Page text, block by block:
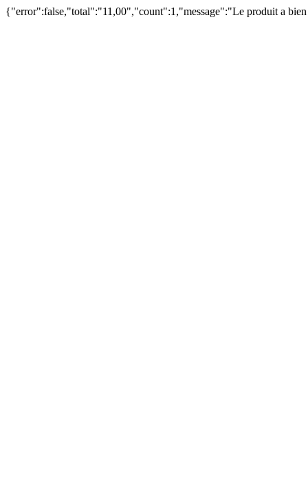
{"error":false,"total":"11,00","count":1,"message":"Le produit a